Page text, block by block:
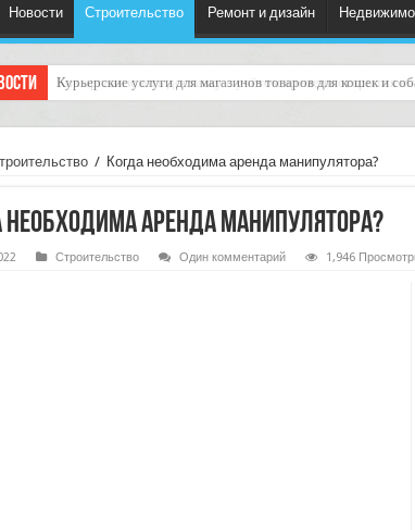
Новости Строительство Ремонт и дизайн
Как организовать доставку с учётом времени открытия
/ Когда необходима аренда манипулятора?
необходима аренда манипулятора?
Строительство Один комментарий 1,946